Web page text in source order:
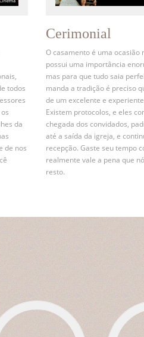
todos
da
de nos
Cerimonial
O casamento é uma ocasião
possui uma importância
mas para que tudo saia
manda a tradição é preciso
de um excelente e
Existem protocolos, e eles
chegada dos convidados,
até a saída da igreja, e
recepção. Gaste seu tempo
realmente vale a pena que
resto.